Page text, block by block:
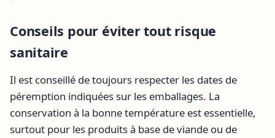
Conseils pour éviter tout risque
sanitaire
Il est conseillé de toujours respecter les dates de
péremption indiquées sur les emballages. La
conservation à la bonne température est essentielle,
surtout pour les produits à base de viande ou de